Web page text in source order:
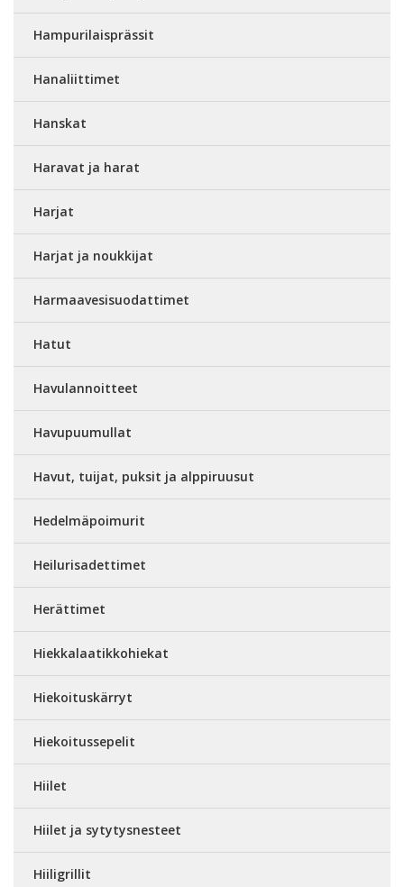
Hampurilaisprässit
Hanaliittimet
Hanskat
Haravat ja harat
Harjat
Harjat ja noukkijat
Harmaavesisuodattimet
Hatut
Havulannoitteet
Havupuumullat
Havut, tuijat, puksit ja alppiruusut
Hedelmäpoimurit
Heilurisadettimet
Herättimet
Hiekkalaatikkohiekat
Hiekoituskärryt
Hiekoitussepelit
Hiilet
Hiilet ja sytytysnesteet
Hiiligrillit